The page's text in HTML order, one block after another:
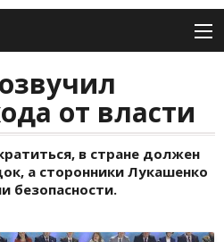
от власти
в стране должен
а сторонники Лукашенко
безопасности.